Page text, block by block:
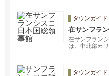
タウンガイド
在サンフラ
在サンフラン
は、中北部カ
タウンガイド